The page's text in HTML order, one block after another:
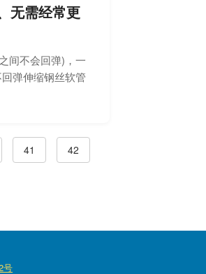
无需经常更
间不会回弹)，一
弹伸缩钢丝软管
41
42
号